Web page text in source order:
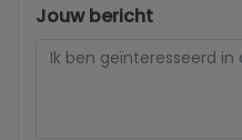
Jouw bericht